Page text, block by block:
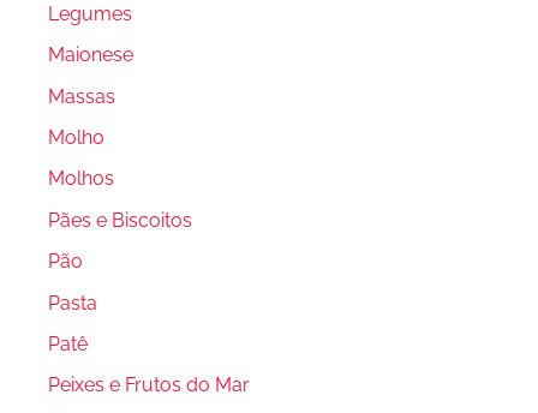
Legumes
Maionese
Massas
Molho
Molhos
Pães e Biscoitos
Pão
Pasta
Patê
Peixes e Frutos do Mar